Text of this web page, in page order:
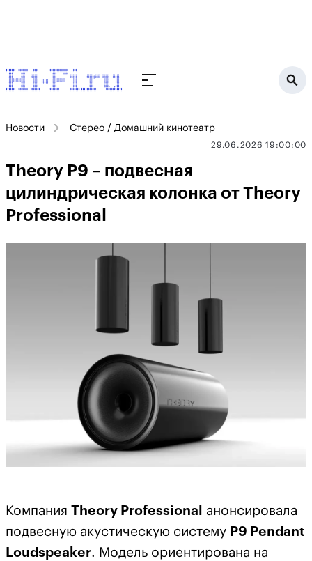
Новости Стерео / Домашний кинотеатр
29.06.2026 19:00:00
Theory P9 – подвесная
цилиндрическая колонка от Theory
Professional
Компания Theory Professional
анонсировала
подвесную акустическую систему P9 Pendant
Loudspeaker. Модель ориентирована на